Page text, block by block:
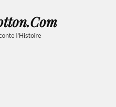
l'Histoire